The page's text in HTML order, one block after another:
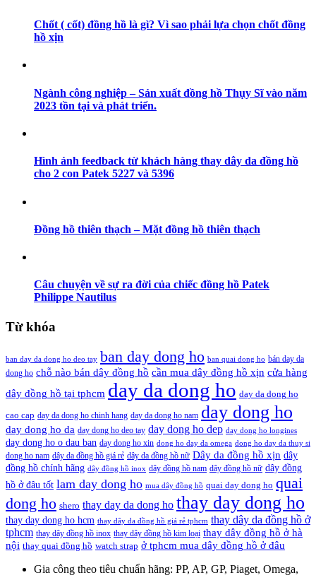
Chốt ( cốt) đồng hồ là gì? Vì sao phải lựa chọn chốt đồng
hồ xịn
Ngành công nghiệp – Sản xuất đồng hồ Thụy Sĩ vào năm
2023 tồn tại và phát triển.
Hình ảnh feedback từ khách hàng thay dây da đồng hồ
cho 2 con Patek 5227 và 5396
Đồng hồ thiên thạch – Mặt đồng hồ thiên thạch
Câu chuyện về sự ra đời của chiếc đồng hồ Patek
Philippe Nautilus
Từ khóa
ban day da dong ho deo tay ban day dong ho ban quai dong ho bán day da
dong ho chỗ nào bán dây đồng hồ cần mua dây đồng hồ xịn cửa hàng
dây đồng hồ tại tphcm day da dong ho day da dong ho
cao cap day da dong ho chinh hang day da dong ho nam day dong ho
day dong ho da day dong ho deo tay day dong ho dep day dong ho longines
day dong ho o dau ban day dong ho xin dong ho day da omega dong ho day da thuy si
dong ho nam dây da đồng hồ giá rẻ dây da đồng hồ nữ Dây da đồng hồ xịn dây
đồng hồ chính hãng dây đồng hồ inox dây đồng hồ nam dây đồng hồ nữ dây đồng
hồ ở đâu tốt lam day dong ho mua dây đồng hồ quai day dong ho quai
dong ho shero thay day da dong ho thay day dong ho
thay day dong ho hcm thay dây da đồng hồ giá rẻ tphcm thay dây da đồng hồ ở
tphcm thay dây đồng hồ inox thay dây đồng hồ kim loại thay dây đồng hồ ở hà
nội thay quai đồng hồ watch strap ở tphcm mua dây đồng hồ ở đâu
Gia công theo tiêu chuẩn hãng: PP, AP, GP, Piaget, Omega,